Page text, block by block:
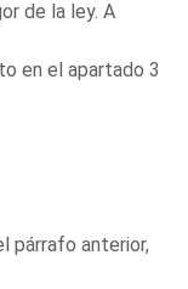
de la ley. A
en el apartado 3
párrafo anterior,